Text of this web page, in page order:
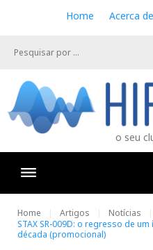
e
Home Acerca
o seu
Home Artigos
Notícias
STAX SR-009D: o regresso de
década (promocional)